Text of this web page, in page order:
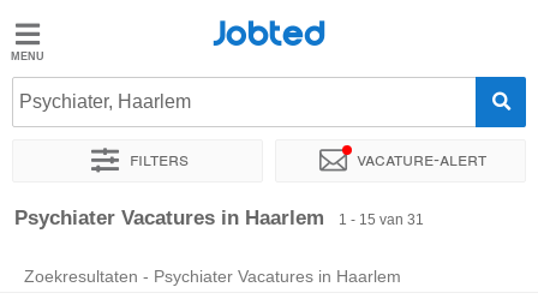
Jobted
Vacatures
Salarissen
Jobted
Psychiater, Haarlem
Filters Vacature-alert
Sorteer op Exacte locatie Bedrijf Soort dienstverband
Psychiater Vacatures in Haarlem 1 - 15 van 31
Zoekresultaten - Psychiater Vacatures in Haarlem